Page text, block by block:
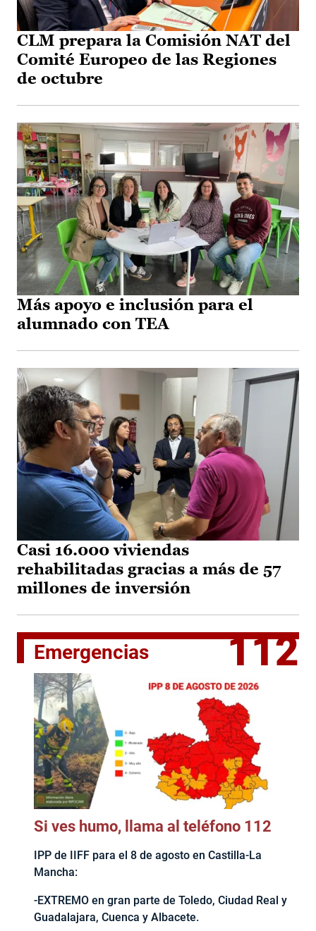
CLM prepara la Comisión NAT del
Comité Europeo de las Regiones
de octubre
Más apoyo e inclusión para el
alumnado con TEA
Casi 16.000 viviendas
rehabilitadas gracias a más de 57
millones de inversión
Emergencias 112
Si ves humo, llama al teléfono 112
IPP de IIFF para el 8 de agosto en Castilla-La
Mancha:
-EXTREMO en gran parte de Toledo, Ciudad Real y
Guadalajara, Cuenca y Albacete.